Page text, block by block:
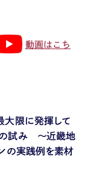
動画はこち
大限に発揮して
の試み ～近畿地
の実践例を素材